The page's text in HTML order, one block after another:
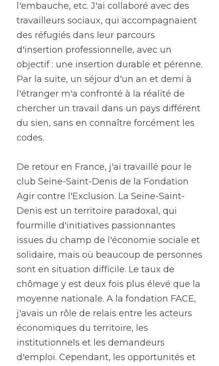
l'embauche, etc. J'ai collaboré avec des
travailleurs sociaux, qui accompagnaient
des réfugiés dans leur parcours
d'insertion professionnelle, avec un
objectif : une insertion durable et pérenne.
Par la suite, un séjour d'un an et demi à
l'étranger m'a confronté à la réalité de
chercher un travail dans un pays différent
du sien, sans en connaître forcément les
codes.
De retour en France, j'ai travaillé pour le
club Seine-Saint-Denis de la Fondation
Agir contre l'Exclusion. La Seine-Saint-
Denis est un territoire paradoxal, qui
fourmille d'initiatives passionnantes
issues du champ de l'économie sociale et
solidaire, mais où beaucoup de personnes
sont en situation difficile. Le taux de
chômage y est deux fois plus élevé que la
moyenne nationale. A la fondation FACE,
j'avais un rôle de relais entre les acteurs
économiques du territoire, les
institutionnels et les demandeurs
d'emploi. Cependant, les opportunités et